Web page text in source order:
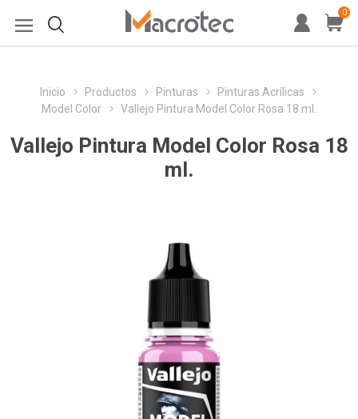
0
Inicio Productos Pinturas
Pinturas Acrílicas
Model Color
Vallejo Pintura Model Color Rosa 18 ml.
Vallejo Pintura Model Color Rosa 18
ml.